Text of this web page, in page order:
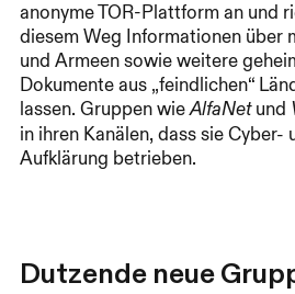
anonyme TOR-Plattform an und
diesem Weg Informationen über
und Armeen sowie weitere
Dokumente aus „feindlichen“
lassen. Gruppen wieAlfaNetund
in ihren Kanälen, dass sie Cyber-
Aufklärung betrieben.
Dutzende neue